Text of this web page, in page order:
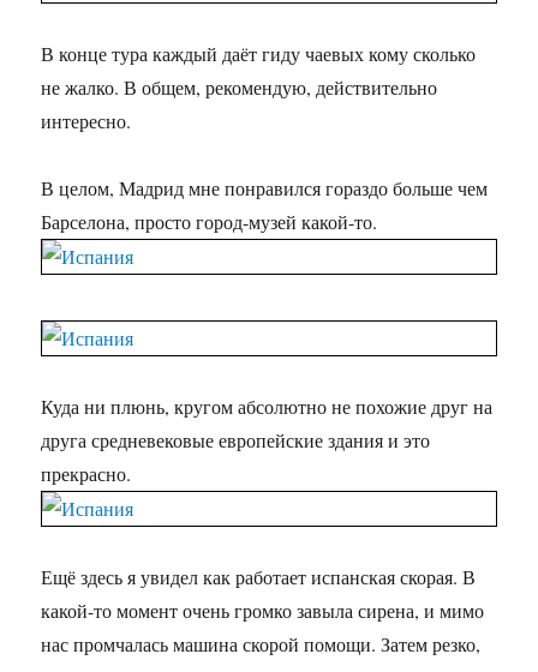
В конце тура каждый даёт гиду чаевых кому сколько
не жалко. В общем, рекомендую, действительно
интересно.
В целом, Мадрид мне понравился гораздо больше чем
Барселона, просто город-музей какой-то.
Куда ни плюнь, кругом абсолютно не похожие друг на
друга средневековые европейские здания и это
прекрасно.
Ещё здесь я увидел как работает испанская скорая. В
какой-то момент очень громко завыла сирена, и мимо
нас промчалась машина скорой помощи. Затем резко,